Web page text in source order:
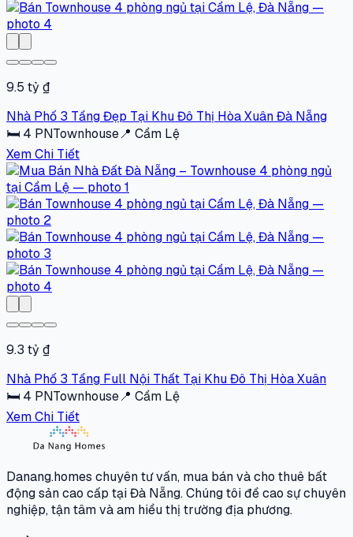
9.5 tỷ ₫
Nhà Phố 3 Tầng Đẹp Tại Khu Đô Thị Hòa Xuân Đà Nẵng
🛏 4 PNTownhouse📍 Cẩm Lệ
Xem Chi Tiết
9.3 tỷ ₫
Nhà Phố 3 Tầng Full Nội Thất Tại Khu Đô Thị Hòa Xuân
🛏 4 PNTownhouse📍 Cẩm Lệ
Xem Chi Tiết
Danang.homes chuyên tư vấn, mua bán và cho thuê bất
động sản cao cấp tại Đà Nẵng. Chúng tôi đề cao sự chuyên
nghiệp, tận tâm và am hiểu thị trường địa phương.